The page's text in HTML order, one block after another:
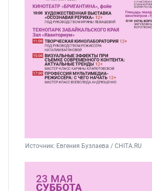
Источник: Евгения Бузлаева / CHITA.RU